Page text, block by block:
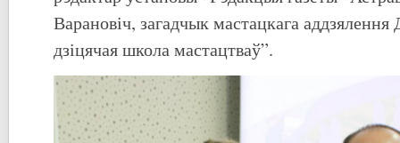
Варановіч, загадчык мастацкага
дзіцячая школа мастацтваў”.